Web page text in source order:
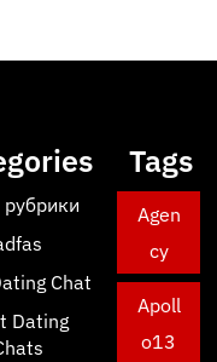
рубрики
Chat
Dating
Tags
Agen
cy
Apoll
o13